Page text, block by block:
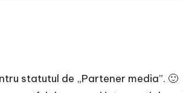
statutul de „Partener media”. 🙂